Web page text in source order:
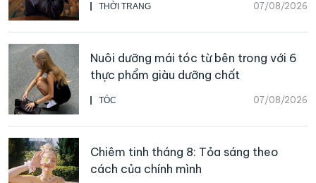
THỜI TRANG 07/08/2026
TÓC 07/08/2026
Nuôi dưỡng mái tóc từ bên trong với 6
thực phẩm giàu dưỡng chất
Chiêm tinh tháng 8: Tỏa sáng theo
cách của chính mình